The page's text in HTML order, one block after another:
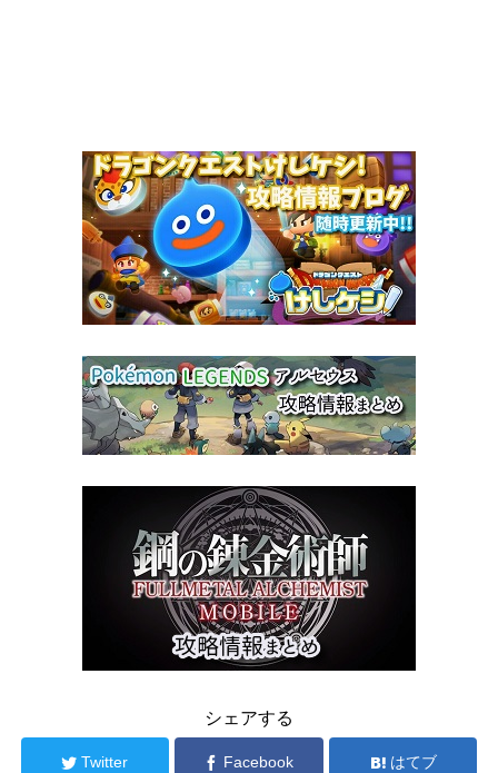
シェアする
Twitter Facebook はてブ